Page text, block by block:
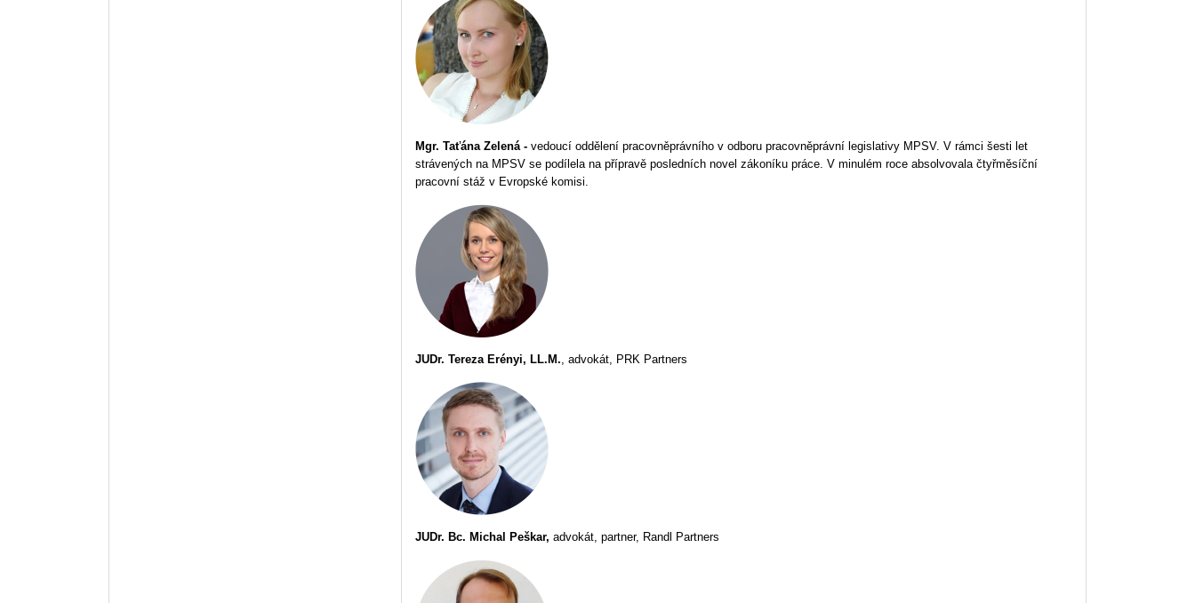
Mgr. Taťána Zelená -vedoucí oddělení pracovněprávního v odboru pracovněprávní legislativy MPSV. V rámci šesti let
strávených na MPSV se podílela na přípravě posledních novel zákoníku práce. V minulém roce absolvovala čtyřměsíční
pracovní stáž v Evropské komisi.
JUDr. Tereza Erényi, LL.M. , advokát, PRK Partners
JUDr. Bc. Michal Peškar,advokát,partner, Randl Partners